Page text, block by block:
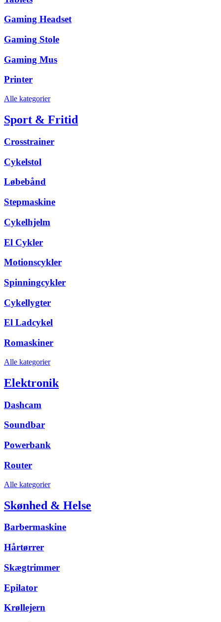
Gaming Headset
Gaming Stole
Gaming Mus
Printer
Alle kategorier
Sport & Fritid
Crosstrainer
Cykelstol
Løbebånd
Stepmaskine
Cykelhjelm
El Cykler
Motionscykler
Spinningcykler
Cykellygter
El Ladcykel
Romaskiner
Alle kategorier
Elektronik
Dashcam
Soundbar
Powerbank
Router
Alle kategorier
Skønhed & Helse
Barbermaskine
Hårtørrer
Skægtrimmer
Epilator
Krøllejern